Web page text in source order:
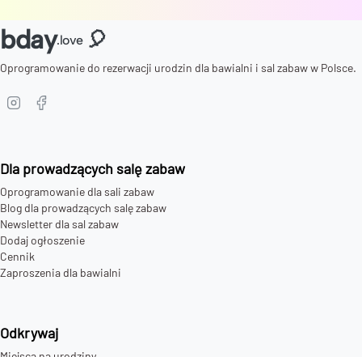
bday.love 🎈
Oprogramowanie do rezerwacji urodzin dla bawialni i sal zabaw w Polsce.
Dla prowadzących salę zabaw
Oprogramowanie dla sali zabaw
Blog dla prowadzących salę zabaw
Newsletter dla sal zabaw
Dodaj ogłoszenie
Cennik
Zaproszenia dla bawialni
Odkrywaj